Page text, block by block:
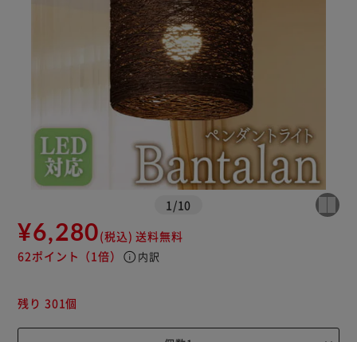
1 /10
¥6,280(税込) 送料無料
62ポイント （1倍） info 内訳
残り 301個